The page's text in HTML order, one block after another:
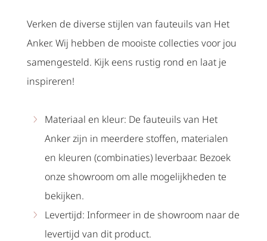
Verken de diverse stijlen van fauteuils van Het
Anker. Wij hebben de mooiste collecties voor jou
samengesteld. Kijk eens rustig rond en laat je
inspireren!
Materiaal en kleur: De fauteuils van Het
Anker zijn in meerdere stoffen, materialen
en kleuren (combinaties) leverbaar. Bezoek
onze showroom om alle mogelijkheden te
bekijken.
Levertijd: Informeer in de showroom naar de
levertijd van dit product.